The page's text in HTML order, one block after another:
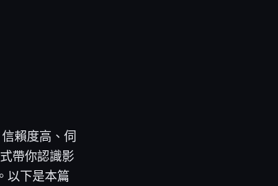
賴度高、伺
帶你認識影
以下是本篇